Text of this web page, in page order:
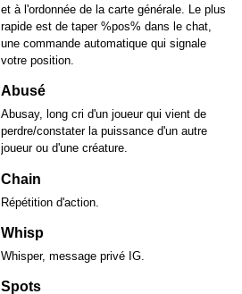
et à l'ordonnée de la carte générale. Le plus
rapide est de taper %pos% dans le chat,
une commande automatique qui signale
votre position.
Abusé
Abusay, long cri d'un joueur qui vient de
perdre/constater la puissance d'un autre
joueur ou d'une créature.
Chain
Répétition d'action.
Whisp
Whisper, message privé IG.
Spots